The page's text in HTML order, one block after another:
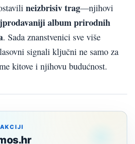
neizbrisiv trag—njihovi
album prirodnih
. Sada znanstvenici sve više
signali ključni ne samo za
kitove i njihovu budućnost.